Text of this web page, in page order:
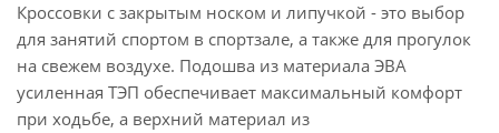
Кроссовки с закрытым носком и липучкой - это выбор
для занятий спортом в спортзале, а также для прогулок
на свежем воздухе. Подошва из материала ЭВА
усиленная ТЭП обеспечивает максимальный комфорт
при ходьбе, а верхний материал из